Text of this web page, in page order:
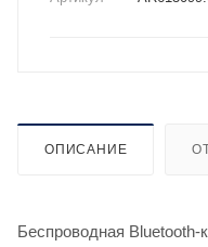
ОПИСАНИЕ
Беспроводная Bluetooth-